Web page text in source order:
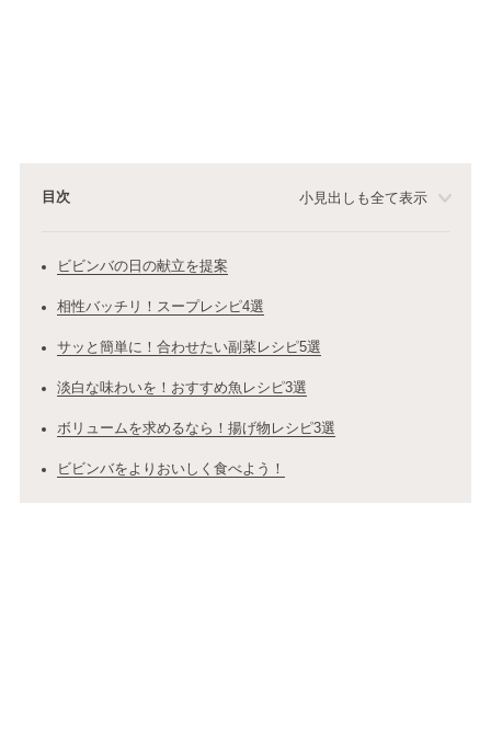
目次 小見出しも全て表示
ビビンバの日の献立を提案
相性バッチリ！スープレシピ4選
サッと簡単に！合わせたい副菜レシピ5選
淡白な味わいを！おすすめ魚レシピ3選
ボリュームを求めるなら！揚げ物レシピ3選
ビビンバをよりおいしく食べよう！